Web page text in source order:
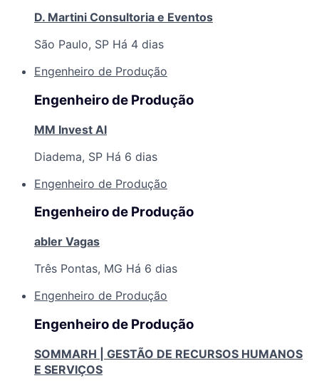
D. Martini Consultoria e Eventos
São Paulo, SP Há 4 dias
Engenheiro de Produção
Engenheiro de Produção
MM Invest AI
Diadema, SP Há 6 dias
Engenheiro de Produção
Engenheiro de Produção
abler Vagas
Três Pontas, MG Há 6 dias
Engenheiro de Produção
Engenheiro de Produção
SOMMARH | GESTÃO DE RECURSOS HUMANOS
E SERVIÇOS